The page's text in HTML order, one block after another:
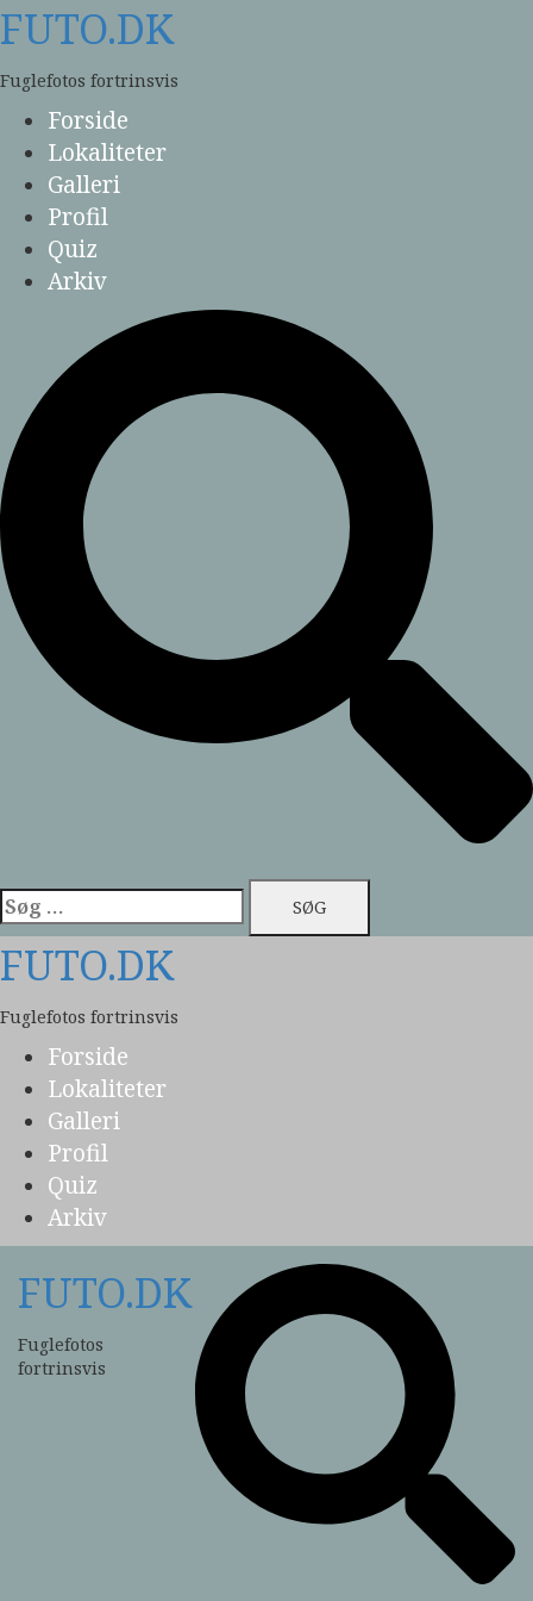
Skip
to
content
FUTO.DK
Fuglefotos fortrinsvis
Forside
Lokaliteter
Galleri
Profil
Quiz
Arkiv
Søg
efter:
FUTO.DK
Fuglefotos fortrinsvis
Forside
Lokaliteter
Galleri
Profil
Quiz
Arkiv
FUTO.DK
Fuglefotos
fortrinsvis